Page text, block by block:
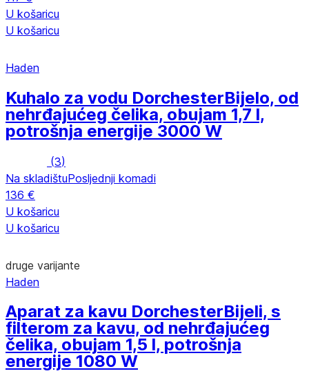
U košaricu
U košaricu
Haden
Kuhalo za vodu DorchesterBijelo, od
nehrđajućeg čelika, obujam 1,7 l,
potrošnja energije 3000 W
(3)
Na skladištuPosljednji komadi
136 €
U košaricu
U košaricu
druge varijante
Haden
Aparat za kavu DorchesterBijeli, s
filterom za kavu, od nehrđajućeg
čelika, obujam 1,5 l, potrošnja
energije 1080 W